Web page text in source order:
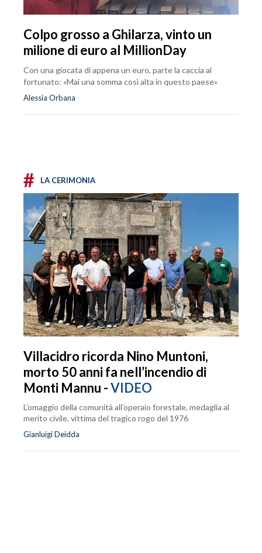
Colpo grosso a Ghilarza, vinto un
milione di euro al MillionDay
Con una giocata di appena un euro, parte la caccia al
fortunato: «Mai una somma così alta in questo paese»
Alessia Orbana
# LA CERIMONIA
Villacidro ricorda Nino Muntoni,
morto 50 anni fa nell’incendio di
Monti Mannu -VIDEO
L’omaggio della comunità all’operaio forestale, medaglia al
merito civile, vittima del tragico rogo del 1976
Gianluigi Deidda